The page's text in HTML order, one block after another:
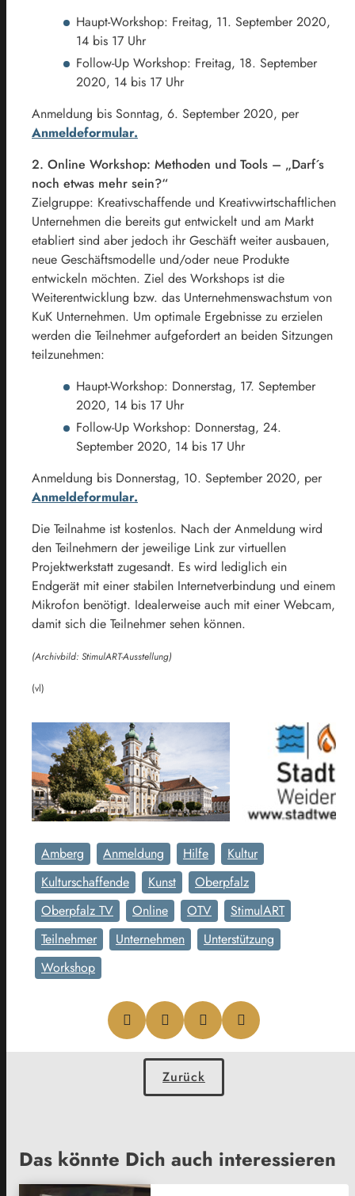
Haupt-Workshop: Freitag, 11. September 2020,
14 bis 17 Uhr
Follow-Up Workshop: Freitag, 18. September
2020, 14 bis 17 Uhr
Anmeldung bis Sonntag, 6. September 2020, per
Anmeldeformular.
2. Online Workshop: Methoden und Tools – „Darf´s
noch etwas mehr sein?“
Zielgruppe: Kreativschaffende und Kreativwirtschaftlichen
Unternehmen die bereits gut entwickelt und am Markt
etabliert sind aber jedoch ihr Geschäft weiter ausbauen,
neue Geschäftsmodelle und/oder neue Produkte
entwickeln möchten. Ziel des Workshops ist die
Weiterentwicklung bzw. das Unternehmenswachstum von
KuK Unternehmen. Um optimale Ergebnisse zu erzielen
werden die Teilnehmer aufgefordert an beiden Sitzungen
teilzunehmen:
Haupt-Workshop: Donnerstag, 17. September
2020, 14 bis 17 Uhr
Follow-Up Workshop: Donnerstag, 24.
September 2020, 14 bis 17 Uhr
Anmeldung bis Donnerstag, 10. September 2020, per
Anmeldeformular.
Die Teilnahme ist kostenlos. Nach der Anmeldung wird
den Teilnehmern der jeweilige Link zur virtuellen
Projektwerkstatt zugesandt. Es wird lediglich ein
Endgerät mit einer stabilen Internetverbindung und einem
Mikrofon benötigt. Idealerweise auch mit einer Webcam,
damit sich die Teilnehmer sehen können.
(Archivbild: StimulART-Ausstellung)
(vl)
Amberg Anmeldung Hilfe
Kultur
Kulturschaffende
Kunst
Oberpfalz
Oberpfalz TV
Online OTV
StimulART
Teilnehmer
Unternehmen
Unterstützung
Workshop
Zurück
Das könnte Dich auch interessieren